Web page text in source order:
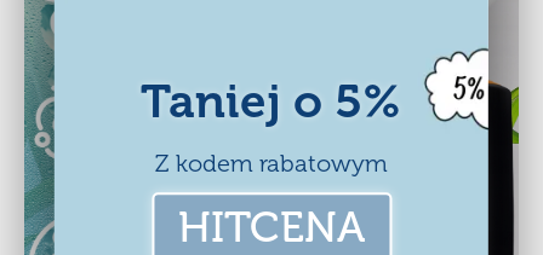
Taniej o 5%
Z kodem rabatowym
HITCENA